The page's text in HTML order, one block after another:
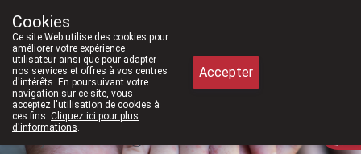
011/610300
Cookies
Ce site Web utilise des cookies pour
améliorer votre expérience
utilisateur ainsi que pour adapter
nos services et offres à vos centres
d'intérêts. En poursuivant votre
navigation sur ce site, vous
acceptez l'utilisation de cookies à
ces fins. Cliquez ici pour plus
d'informations.
Accepter